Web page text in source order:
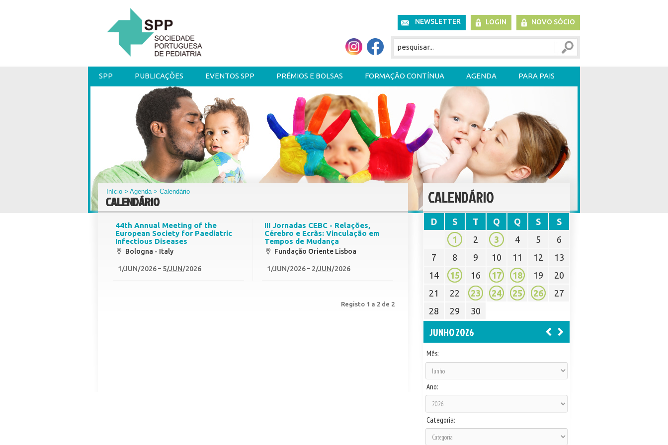
NEWSLETTER LOGIN NOVO SÓCIO
SPP PUBLICAÇÕES EVENTOS SPP PRÉMIOS E BOLSAS FORMAÇÃO CONTÍNUA AGENDA PARA PAIS
Início >Agenda> Calendário
CALENDÁRIO
44th Annual Meeting of the
European Society for Paediatric
Infectious Diseases
Bologna - Italy
1/JUN/2026 5/JUN/2026
III Jornadas CEBC - Relações,
Cérebro e Ecrãs: Vinculação em
Tempos de Mudança
Fundação Oriente Lisboa
1/JUN/2026 2/JUN/2026
Registo 1 a 2 de 2
CALENDÁRIO
D S T Q Q S
S
1
2 3 4 5
6
7
8 9 10 11 12
13
14
15 16 17 18 19
20
21
22 23 24 25 26
27
28
29 30
JUNHO 2026
Mês:
Ano:
Categoria: